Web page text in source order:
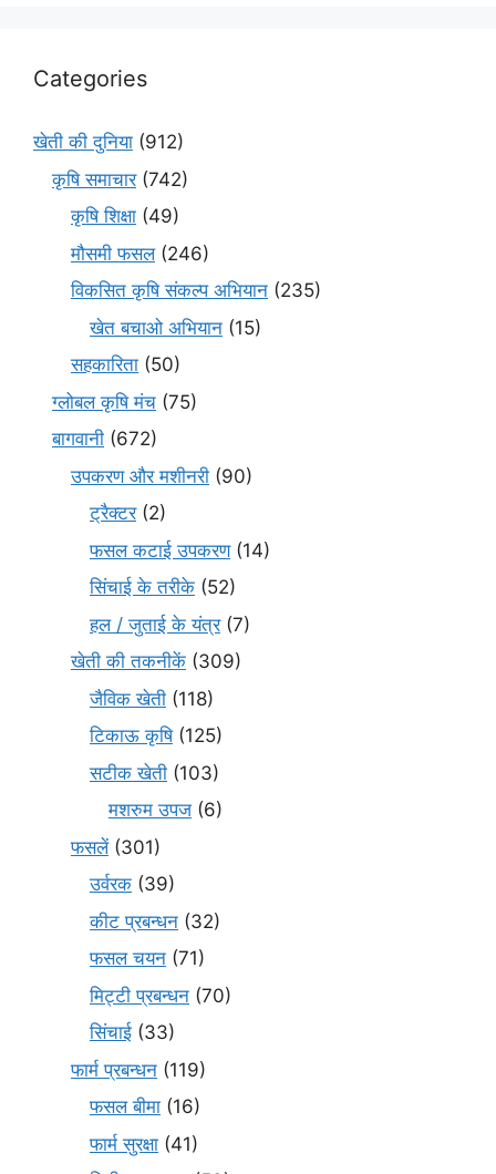
Categories
खेती की दुनिया (912)
कृषि समाचार(742)
कृषि शिक्षा (49)
मौसमी फसल(246)
विकसित कृषि संकल्प अभियान (235)
खेत बचाओ अभियान (15)
सहकारिता (50)
ग्लोबल कृषि मंच (75)
बागवानी (672)
उपकरण और मशीनरी (90)
ट्रैक्टर(2)
फसल कटाई उपकरण(14)
सिंचाई के तरीके (52)
हल / जुताई के यंत्र(7)
खेती की तकनीकें (309)
जैविक खेती (118)
टिकाऊ कृषि(125)
सटीक खेती (103)
मशरुम उपज (6)
फसलें(301)
उर्वरक (39)
कीट प्रबन्धन (32)
फसल चयन (71)
मि‌ट्टी प्रबन्धन (70)
सिंचाई (33)
फार्म प्रबन्धन (119)
फसल बीमा (16)
फार्म सुरक्षा (41)